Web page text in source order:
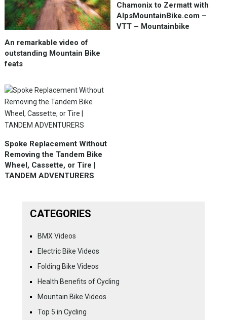
An remarkable video of
outstanding Mountain Bike
feats
Chamonix to Zermatt with
AlpsMountainBike.com –
VTT – Mountainbike
Spoke Replacement Without
Removing the Tandem Bike
Wheel, Cassette, or Tire |
TANDEM ADVENTURERS
CATEGORIES
BMX Videos
Electric Bike Videos
Folding Bike Videos
Health Benefits of Cycling
Mountain Bike Videos
Top 5 in Cycling